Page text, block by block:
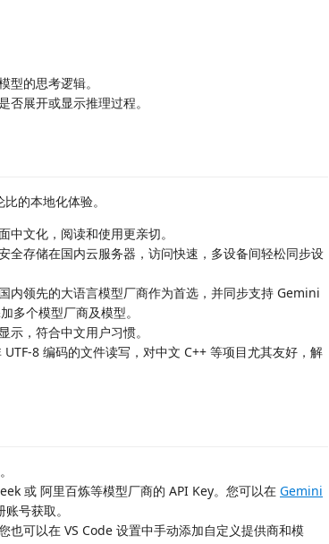
型的思考逻辑。
展开或显示推理过程。
的本地化体验。
中文化，阅读和使用更亲切。
全存储在国内云服务器，访问快速，多设备间轻松同步设
内领先的大语言模型厂商作为首选，并同步支持 Gemini
多个模型厂商及模型。
示，符合中文用户习惯。
8 编码的文件读写，对中文 C++ 等项目尤其友好，解
或 阿里百炼等模型厂商的 API Key。您可以在 Gemini
账号获取。
也可以在 VS Code 设置中手动添加自定义提供商和模